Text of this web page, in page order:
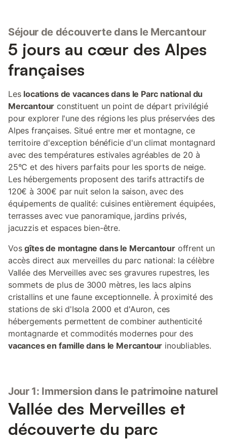
Séjour de découverte dans le Mercantour
5 jours au cœur des Alpes
françaises
Les locations de vacances dans le Parc national du
Mercantour constituent un point de départ privilégié
pour explorer l'une des régions les plus préservées des
Alpes françaises. Situé entre mer et montagne, ce
territoire d'exception bénéficie d'un climat montagnard
avec des températures estivales agréables de 20 à
25°C et des hivers parfaits pour les sports de neige.
Les hébergements proposent des tarifs attractifs de
120€ à 300€ par nuit selon la saison, avec des
équipements de qualité: cuisines entièrement équipées,
terrasses avec vue panoramique, jardins privés,
jacuzzis et espaces bien-être.
Vosgîtes de montagne dans le Mercantouroffrent un
accès direct aux merveilles du parc national: la célèbre
Vallée des Merveilles avec ses gravures rupestres, les
sommets de plus de 3000 mètres, les lacs alpins
cristallins et une faune exceptionnelle. À proximité des
stations de ski d'Isola 2000 et d'Auron, ces
hébergements permettent de combiner authenticité
montagnarde et commodités modernes pour des
vacances en famille dans le Mercantour inoubliables.
Jour 1: Immersion dans le patrimoine naturel
Vallée des Merveilles et
découverte du parc